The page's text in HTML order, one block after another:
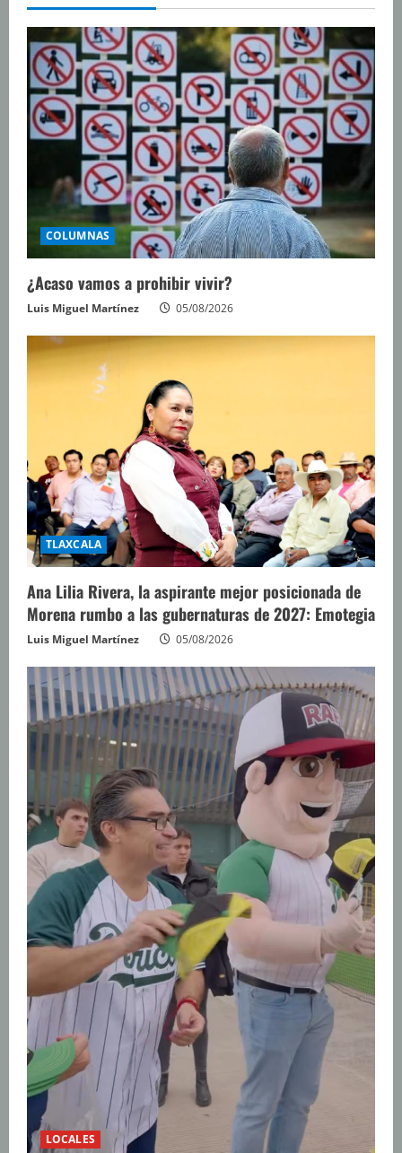
COLUMNAS
¿Acaso vamos a prohibir vivir?
Luis Miguel Martínez 05/08/2026
TLAXCALA
Ana Lilia Rivera, la aspirante mejor posicionada de
Morena rumbo a las gubernaturas de 2027: Emotegia
Luis Miguel Martínez 05/08/2026
LOCALES